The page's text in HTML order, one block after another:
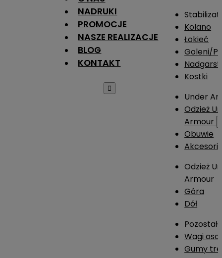
NADRUKI
PROMOCJE
NASZE REALIZACJE
BLOG
KONTAKT

Kolano
Łokieć
Goleni/
Kostki
Under
Odzież
Armour
Obuwie
Odzież
Armour
Góra
Dół
Wagi
Gumy